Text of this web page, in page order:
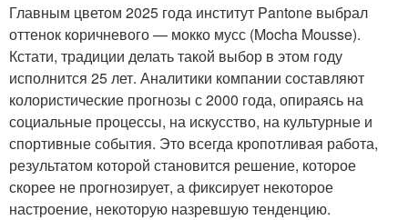
Главным цветом 2025 года институт Pantone выбрал
оттенок коричневого — мокко мусс (Mocha Mousse).
Кстати, традиции делать такой выбор в этом году
исполнится 25 лет. Аналитики компании составляют
колористические прогнозы с 2000 года, опираясь на
социальные процессы, на искусство, на культурные и
спортивные события. Это всегда кропотливая работа,
результатом которой становится решение, которое
скорее не прогнозирует, а фиксирует некоторое
настроение, некоторую назревшую тенденцию.